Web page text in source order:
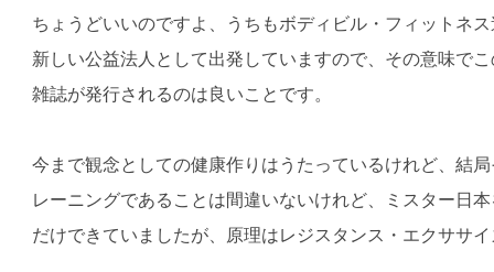
ちょうどいいのですよ、うちもボディビル・フィットネ
新しい公益法人として出発していますので、その意味で
雑誌が発行されるのは良いことです。
今まで観念としての健康作りはうたっているけれど、結
レーニングであることは間違いないけれど、ミスター日
だけできていましたが、原理はレジスタンス・エクササ